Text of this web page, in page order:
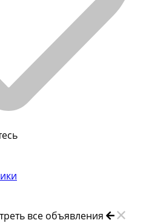
все объявления